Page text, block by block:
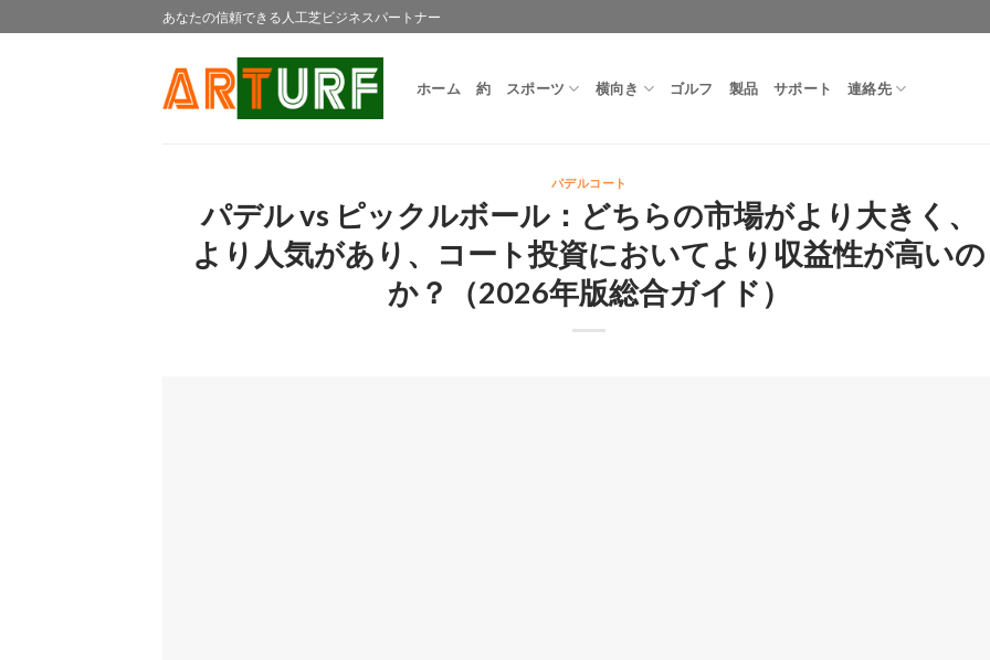
to
あなたの信頼できる人工芝ビジネスパートナー
ホーム 約 スポーツ 横向き ゴルフ 製品 サポート 連絡先
パデルコート
パデル vs ピックルボール：どちらの市場がより大きく、
より人気があり、コート投資においてより収益性が高いの
か？（2026年版総合ガイド）